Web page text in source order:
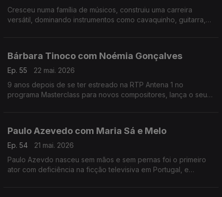
Cresceu numa família de músicos, construiu uma carreira
versátil, dominando instrumentos como cavaquinho, guitarra,
Bárbara Tinoco com Noémia Gonçalves
Ep. 55
22 mai. 2026
9 anos depois de se ter estreado na RTP Antena 1 no
programa Masterclass para novos compositores, lança o seu
Paulo Azevedo com Maria Sá e Melo
Ep. 54
21 mai. 2026
Paulo Azevdo nasceu sem mãos e sem pernas foi o primeiro
ator com deficiência na ficção televisiva em Portugal, e